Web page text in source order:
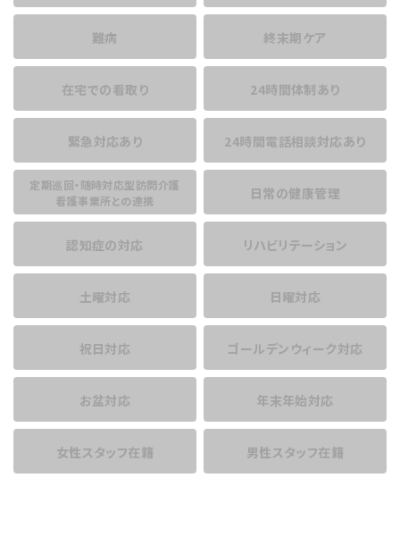
難病 終末期ケア
在宅での看取り 24時間体制あり
緊急対応あり 24時間電話相談対応あり
定期巡回・随時対応型訪問介護
看護事業所との連携
日常の健康管理
認知症の対応 リハビリテーション
土曜対応 日曜対応
祝日対応 ゴールデンウィーク対応
お盆対応 年末年始対応
女性スタッフ在籍 男性スタッフ在籍